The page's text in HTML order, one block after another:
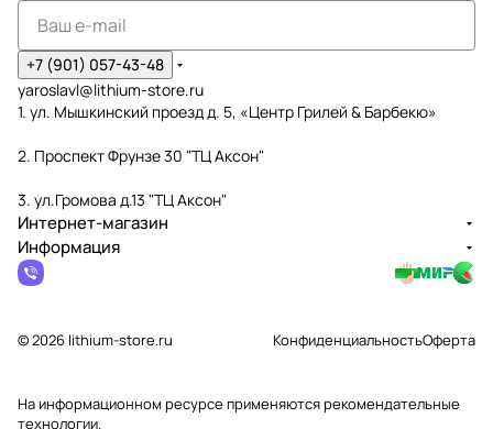
+7 (901) 057-43-48
yaroslavl@lithium-store.ru
1. ул. Мышкинский проезд д. 5, «Центр Грилей & Барбекю»
2. Проспект Фрунзе 30 "ТЦ Аксон"
3. ул.Громова д.13 "ТЦ Аксон"
Интернет-магазин
Информация
© 2026 lithium-store.ru КонфиденциальностьОферта
На информационном ресурсе применяютсярекомендательные
технологии.